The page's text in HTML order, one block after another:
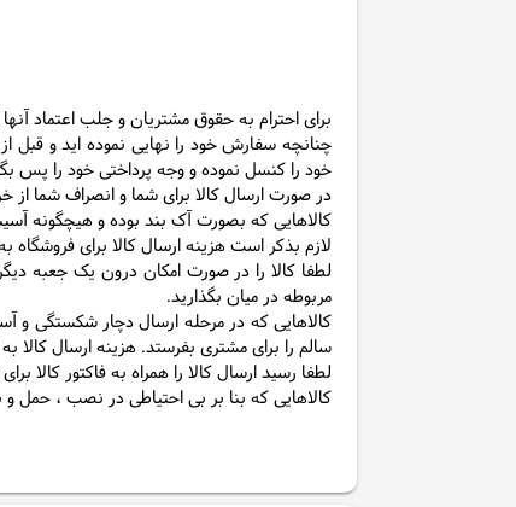
برای احترام به حقوق مشتریان و جلب اعتماد
چنانچه سفارش خود را نهایی نموده اید و قبل
خود را کنسل نموده و وجه پرداختی خود را پس
در صورت ارسال کالا برای شما و انصراف شما از
کالاهایی که بصورت آک بند بوده و هیچگونه
لازم بذکر است هزینه ارسال کالا برای
لطفا کالا را در صورت امکان درون یک جعبه
مربوطه در میان بگذارید.
کالاهایی که در مرحله ارسال دچار شکستگی و
سالم را برای مشتری بفرستد. هزینه ارسال کالا
لطفا رسید ارسال کالا را همراه به فاکتور کالا
کالاهایی که بنا بر بی احتیاطی در نصب ،